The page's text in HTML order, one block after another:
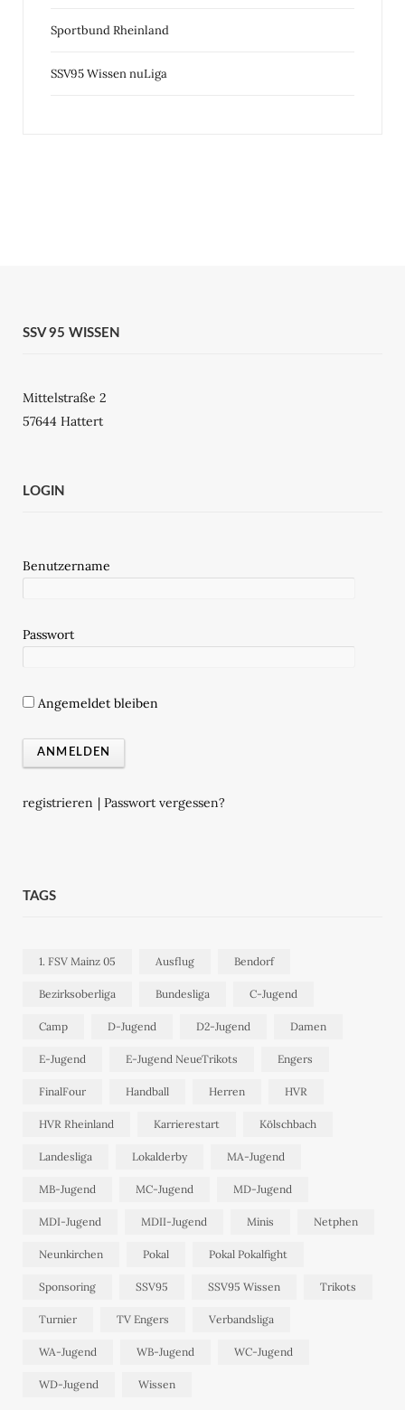
Sportbund Rheinland
SSV95 Wissen nuLiga
SSV 95 WISSEN
Mittelstraße 2
57644 Hattert
LOGIN
Benutzername
Passwort
Angemeldet bleiben
registrieren | Passwort vergessen?
TAGS
1. FSV Mainz 05 Ausflug Bendorf
Bezirksoberliga Bundesliga C-Jugend
Camp D-Jugend D2-Jugend Damen
E-Jugend E-Jugend NeueTrikots Engers
FinalFour Handball Herren HVR
HVR Rheinland Karrierestart Kölschbach
Landesliga Lokalderby MA-Jugend
MB-Jugend MC-Jugend MD-Jugend
MDI-Jugend MDII-Jugend Minis Netphen
Neunkirchen Pokal Pokal Pokalfight
Sponsoring SSV95 SSV95 Wissen Trikots
Turnier TV Engers Verbandsliga
WA-Jugend WB-Jugend WC-Jugend
WD-Jugend Wissen